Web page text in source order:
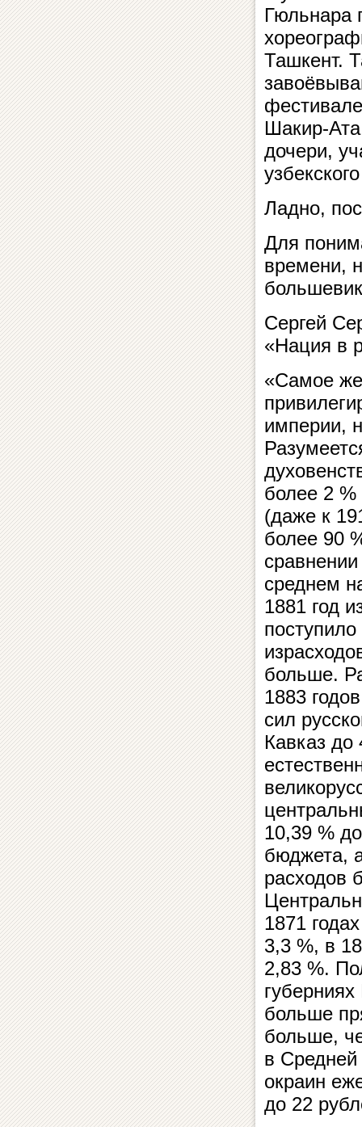
Гюльнара
Ташкент.
Шакир-
дочери,
Ладно,
Для
времени,
Сергей
«Нация в
«Самое же
империи,
более 2 %
(даже к
более 90
среднем
1881 год
больше.
1883
сил
Кавказ до
10,39 %
бюджета,
расходов
1871
3,3 %, в
2,83 %.
больше
больше,
в
окраин
до 22